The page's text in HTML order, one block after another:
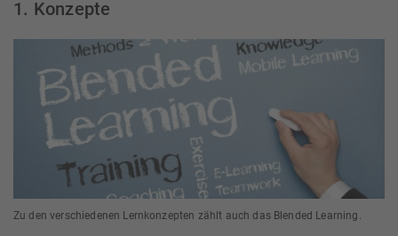
1. Konzepte
Zu den verschiedenen Lernkonzepten zählt auch das Blended Learning.